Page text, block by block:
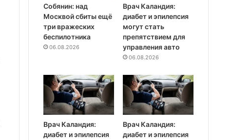
Собянин: над
Москвой сбиты ещё
три вражеских
беспилотника
06.08.2026
Врач Каландия:
диабет и эпилепсия
могут стать
препятствием для
управления авто
06.08.2026
Врач Каландия:
диабет и эпилепсия
Врач Каландия:
диабет и эпилепсия